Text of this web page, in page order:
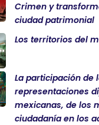
Crimen y
ciudad patrimonial
Los territorios del
La participación de
representaciones
mexicanas, de los
ciudadanía en los